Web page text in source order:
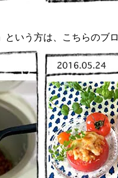
という方は、こちらのブ